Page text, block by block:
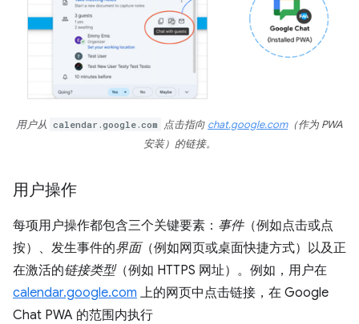
用户从 calendar.google.com 点击指向 chat.google.com（作为 PWA
安装）的链接。
用户操作
每项用户操作都包含三个关键要素： 事件（例如点击或点
按）、发生事件的界面（例如网页或桌面快捷方式）以及正
在激活的链接类型（例如 HTTPS 网址）。例如，用户在
calendar.google.com 上的网页中点击链接，在 Google
Chat PWA 的范围内执行